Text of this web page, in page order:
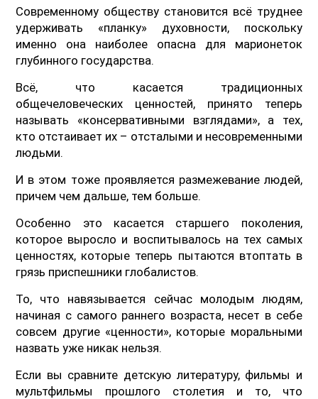
Современному обществу становится всё труднее
удерживать «планку» духовности, поскольку
именно она наиболее опасна для марионеток
глубинного государства.
Всё, что касается традиционных
общечеловеческих ценностей, принято теперь
называть «консервативными взглядами», а тех,
кто отстаивает их – отсталыми и несовременными
людьми.
И в этом тоже проявляется размежевание людей,
причем чем дальше, тем больше.
Особенно это касается старшего поколения,
которое выросло и воспитывалось на тех самых
ценностях, которые теперь пытаются втоптать в
грязь приспешники глобалистов.
То, что навязывается сейчас молодым людям,
начиная с самого раннего возраста, несет в себе
совсем другие «ценности», которые моральными
назвать уже никак нельзя.
Если вы сравните детскую литературу, фильмы и
мультфильмы прошлого столетия и то, что